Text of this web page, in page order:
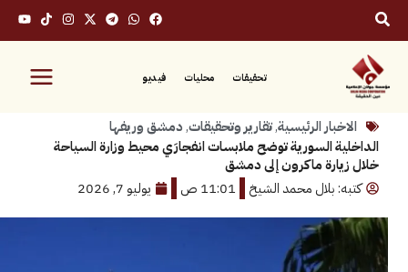
محليات فيديو
الرئيسية,تقارير وتحقيقات,دمشق وريفها
السورية توضح ملابسات انفجارَي محيط وزارة السياحة
ماكرون إلى دمشق
بلال محمد الشيخ
11:01 ص يوليو 7, 2026